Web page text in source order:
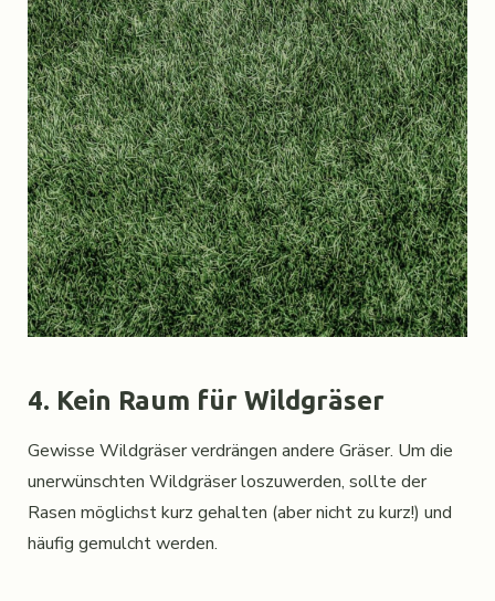
4. Kein Raum für Wildgräser
Gewisse Wildgräser verdrängen andere Gräser. Um die
unerwünschten Wildgräser loszuwerden, sollte der
Rasen möglichst kurz gehalten (aber nicht zu kurz!) und
häufig gemulcht werden.